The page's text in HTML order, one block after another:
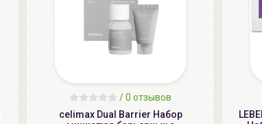
/0 отзывов
celimax Dual Barrier Набор